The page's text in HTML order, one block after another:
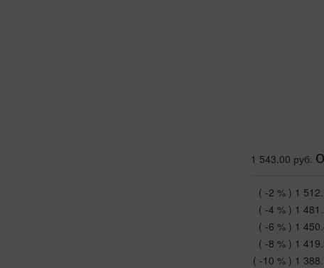
1 543.00 руб.
( -2 % ) 1
( -4 % ) 1
( -6 % ) 1
( -8 % ) 1
( -10 % ) 1